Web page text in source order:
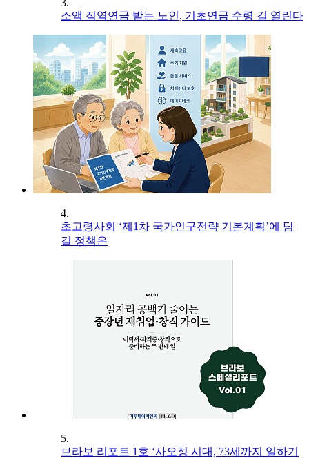
소액 직역연금 받는 노인, 기초연금 수령 길 열린다
4.
초고령사회 ‘제1차 국가인구전략 기본계획’에 담
길 정책은
5.
브라보 리포트 1호 ‘사오정 시대, 73세까지 일하기